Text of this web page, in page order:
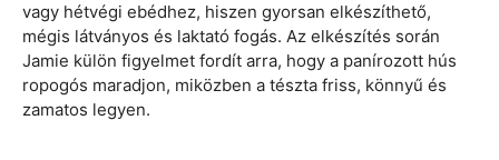
vagy hétvégi ebédhez, hiszen gyorsan elkészíthető,
mégis látványos és laktató fogás. Az elkészítés során
Jamie külön figyelmet fordít arra, hogy a panírozott hús
ropogós maradjon, miközben a tészta friss, könnyű és
zamatos legyen.